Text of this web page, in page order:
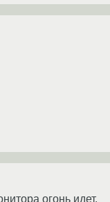
огонь идет.